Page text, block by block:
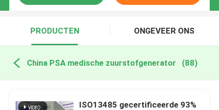
PRODUCTEN ONGEVEER ONS
China PSA medische zuurstofgenerator (88)
ISO13485 gecertificeerde 93%